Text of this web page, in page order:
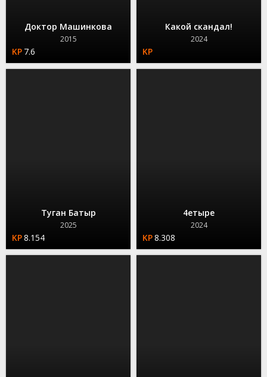
Доктор Машинкова
2015
7.6
Какой скандал!
2024
Туган Батыр
2025
8.154
4етыре
2024
8.308